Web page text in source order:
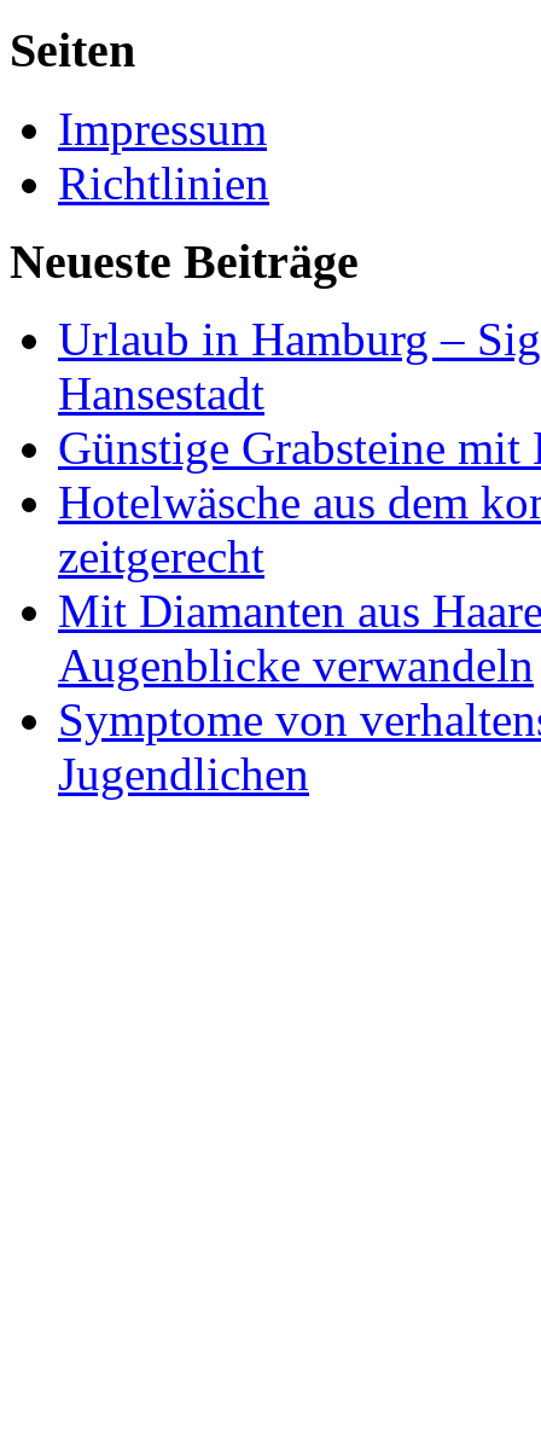
Seiten
Impressum
Richtlinien
Neueste Beiträge
Urlaub in Hamburg –
Hansestadt
Günstige Grabsteine mit
Hotelwäsche aus dem
zeitgerecht
Mit Diamanten aus
Augenblicke verwandeln
Symptome von
Jugendlichen